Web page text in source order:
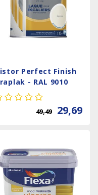
Perfect Finish
- RAL 9010
49,49 29,69